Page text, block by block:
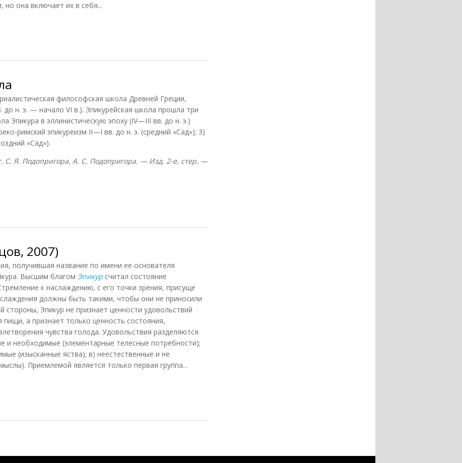
но она включает их в себя...
философская школа Древней Греции,
до н. э. — начало VI в.). Эпикурейская школа прошла три
Эпикура в эллинистическую эпоху (IV—III вв. до н. э.)
римский эпикуреизм II—I вв. до н. э. (средний «Сад»); 3)
«Сад»).
С. Я. Подопригора, А. С. Подопригора. — Изд. 2-е, стер. —
2007)
получившая название по имени ее основателя
Высшим благом Эпикур считал состояние
к наслаждению, с его точки зрения, присуще
должны быть такими, чтобы они не приносили
стороны, Эпикур не признает ценности удовольствий
а признает только ценность состояния,
чувства голода. Удовольствия разделяются
и необходимые (элементарные телесные потребности);
(изысканные яства); в) неестественные и не
Приемлемой является только первая группа...